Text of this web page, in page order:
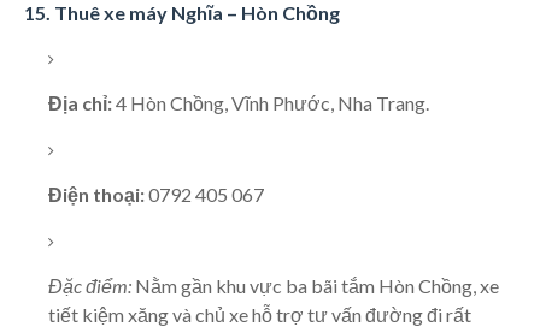
15. Thuê xe máy Nghĩa – Hòn Chồng
Địa chỉ:4 Hòn Chồng, Vĩnh Phước, Nha Trang.
Điện thoại:0792 405 067
Đặc điểm: Nằm gần khu vực ba bãi tắm Hòn Chồng, xe
tiết kiệm xăng và chủ xe hỗ trợ tư vấn đường đi rất